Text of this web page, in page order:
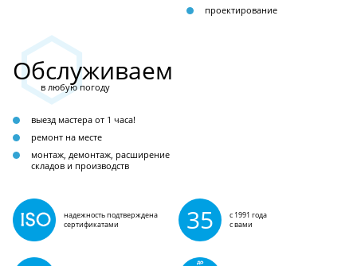
проектирование
Обслуживаем
в любую погоду
выезд мастера от 1 часа!
ремонт на месте
монтаж, демонтаж, расширение
складов и производств
надежность подтверждена
сертификатами
35
с 1991 года
с вами